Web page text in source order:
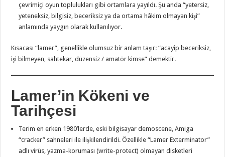
çevrimiçi oyun toplulukları gibi ortamlara yayıldı. Şu anda “yetersiz,
yeteneksiz, bilgisiz, beceriksiz ya da ortama hâkim olmayan kişi”
anlamında yaygın olarak kullanılıyor.
Kısacası “lamer”, genellikle olumsuz bir anlam taşır: “acayip beceriksiz,
işi bilmeyen, sahtekar, düzensiz / amatör kimse” demektir.
Lamer’in Kökeni ve
Tarihçesi
Terim en erken 1980’lerde, eski bilgisayar demoscene, Amiga
“cracker” sahneleri ile ilişkilendirildi. Özellikle “Lamer Exterminator”
adlı virüs, yazma-koruması (write-protect) olmayan disketleri